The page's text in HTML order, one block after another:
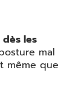
les
mal
même que